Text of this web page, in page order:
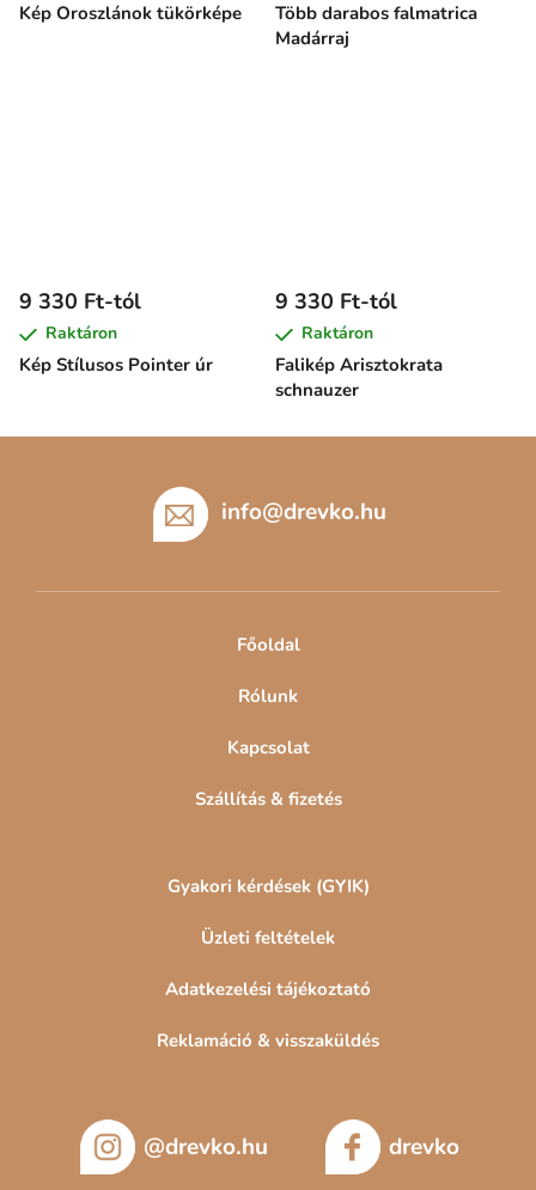
Kép Oroszlánok tükörképe
Több darabos falmatrica
Madárraj
Kép Stílusos Pointer úr
9 330 Ft-tól
Raktáron
Falikép Arisztokrata
schnauzer
9 330 Ft-tól
Raktáron
info@drevko.hu
Főoldal
Rólunk
Kapcsolat
Szállítás & fizetés
Gyakori kérdések (GYIK)
Üzleti feltételek
Adatkezelési tájékoztató
Reklamáció & visszaküldés
@drevko.hu drevko